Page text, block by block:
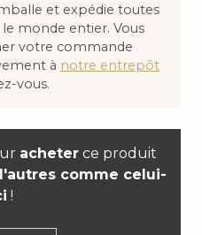
et expédie toutes
monde entier. Vous
votre commande
à notre entrepôt
vous.
acheterce produit
comme celui-
!